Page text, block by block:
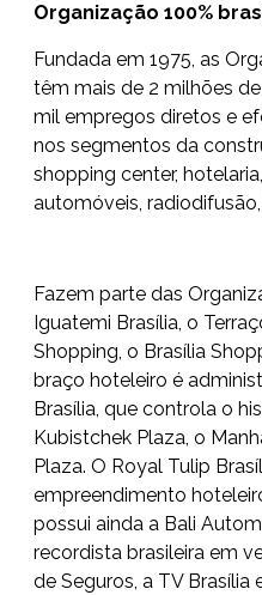
Organização 100%
Fundada em 1975, as
têm mais de 2 milhões
mil empregos diretos e
nos segmentos da
shopping center,
automóveis,
Fazem parte das
Iguatemi Brasília, o
Shopping, o Brasília
braço hoteleiro é
Brasília, que controla o
Kubistchek Plaza, o
Plaza. O Royal Tulip
empreendimento
possui ainda a Bali
recordista brasileira em
de Seguros, a TV Brasília